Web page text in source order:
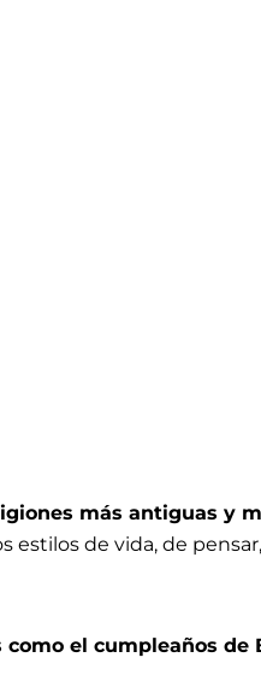
más antiguas y
estilos de vida, de
el cumpleaños de